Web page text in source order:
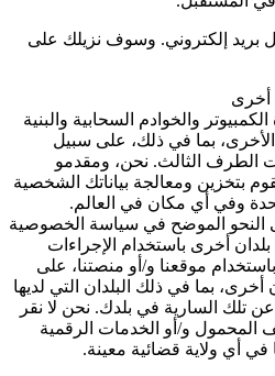
كل بريد إلكتروني. وسوف نزيلك على
أخرى
والخوادم السحابية والبنية
الأخرى، بما في ذلك، على سبيل
الطرف الثالث. نحن، ومقدمو
بتخزين ومعالجة بياناتك الشخصية
وفي أي مكان في العالم.
النحو الموضح في سياسة الخصوصية
أخرى باستخدام الإجراءات
باستخدام موقعنا و/أو منصتنا، على
أخرى، بما في ذلك البلدان التي لديها
عن تلك السارية في بلدك. نحن لا نقر
المحمول و/أو الخدمات الرقمية
في أي ولاية قضائية معينة.